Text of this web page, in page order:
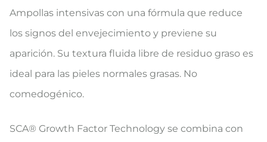
Ampollas intensivas con una fórmula que reduce
los signos del envejecimiento y previene su
aparición. Su textura fluida libre de residuo graso es
ideal para las pieles normales grasas. No
comedogénico.
SCA® Growth Factor Technology se combina con